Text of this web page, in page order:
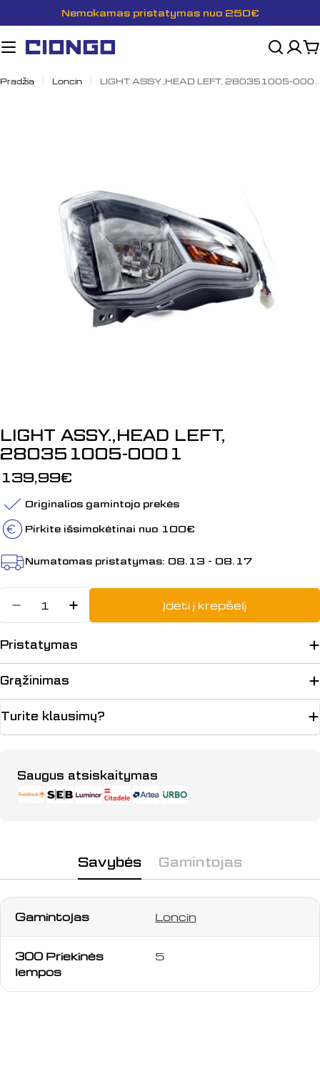
prie
turinio
Nemokamas pristatymas nuo 250€
Pradžia Loncin
mediją 0 modalyje
LIGHT ASSY.,HEAD LEFT,
280351005-0001
Įprasta
kaina
139,99€
Originalios gamintojo prekės
Pirkite išsimokėtinai nuo 100€
Numatomas pristatymas: 08.13 - 08.17
Sumažinti kiekį: LIGHT
Padidinti LIGHT
Įdėti į krepšelį
Pristatymas
Grąžinimas
Turite klausimų?
Jūsų
paštas
telefonas
pranešimas
Saugus atsiskaitymas
Apmokėjimo
būdai
Savybės Gamintojas
Gamintojas Loncin
300 Priekinės
lempos
5